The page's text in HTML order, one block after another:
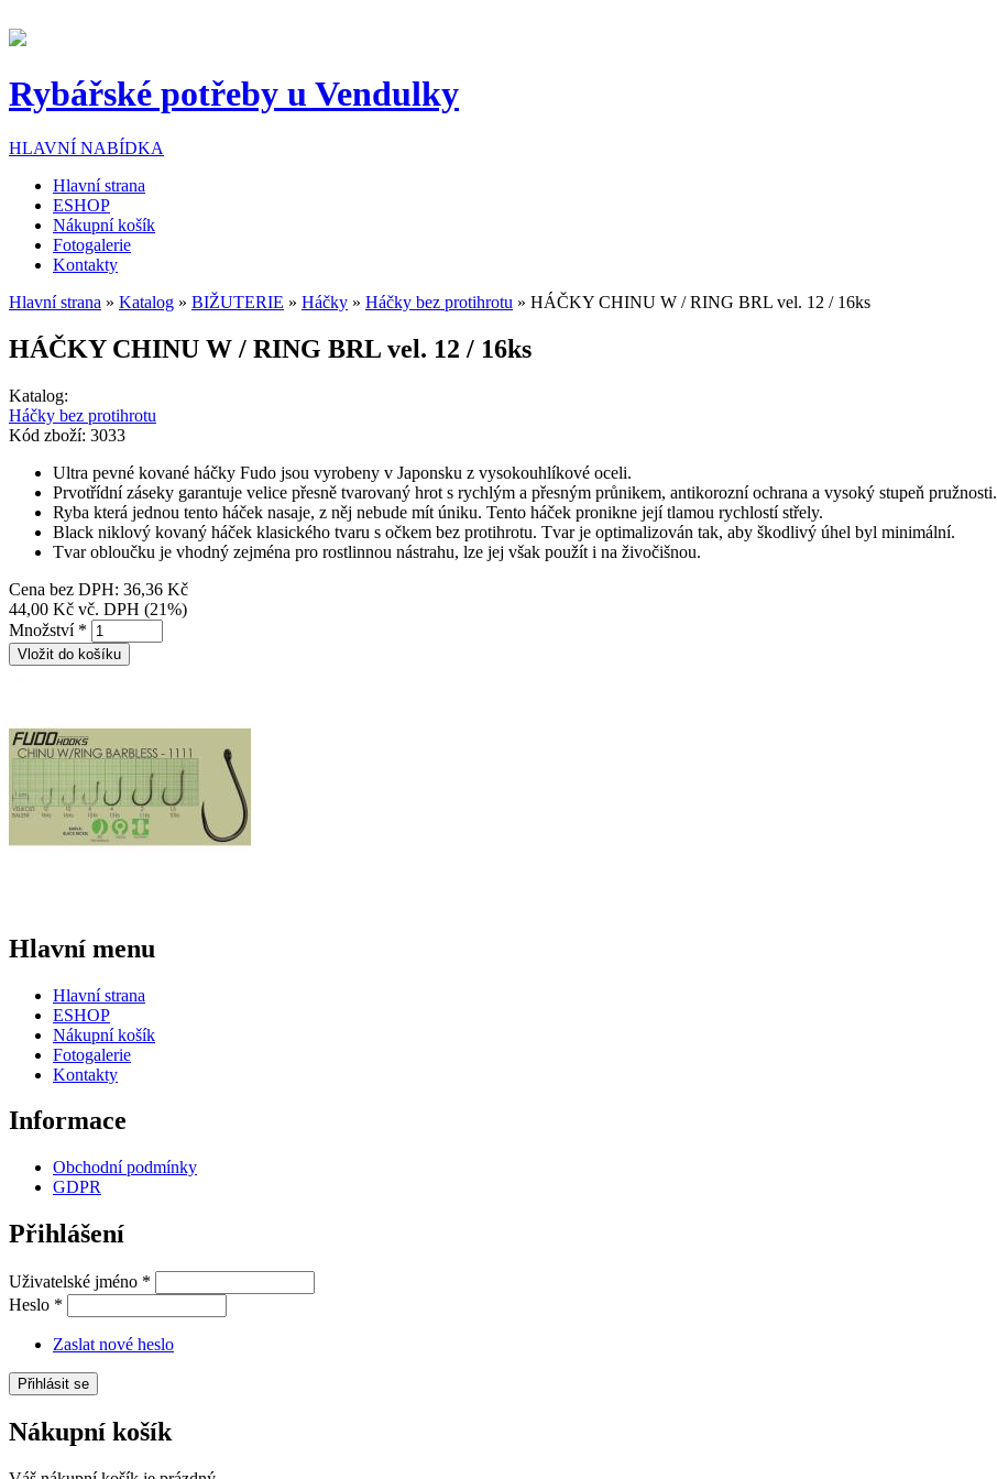
Rybářské potřeby u Vendulky
HLAVNÍ NABÍDKA
Hlavní strana
ESHOP
Nákupní košík
Fotogalerie
Kontakty
Jste zde
Hlavní strana » Katalog » BIŽUTERIE » Háčky » Háčky bez protihrotu » HÁČKY CHINU W / RING BRL vel. 12 / 16ks
HÁČKY CHINU W / RING BRL vel. 12 / 16ks
Katalog:
Háčky bez protihrotu
Kód zboží: 3033
Ultra pevné kované háčky Fudo jsou vyrobeny v Japonsku z vysokouhlíkové oceli.
Prvotřídní záseky garantuje velice přesně tvarovaný hrot s rychlým a přesným průnikem, antikorozní ochrana a vysoký stupeň pružnosti.
Ryba která jednou tento háček nasaje, z něj nebude mít úniku. Tento háček pronikne její tlamou rychlostí střely.
Black niklový kovaný háček klasického tvaru s očkem bez protihrotu. Tvar je optimalizován tak, aby škodlivý úhel byl minimální.
Tvar obloučku je vhodný zejména pro rostlinnou nástrahu, lze jej však použít i na živočišnou.
Cena bez DPH: 36,36 Kč
44,00 Kč vč. DPH (21%)
Množství *
Hlavní menu
Hlavní strana
ESHOP
Nákupní košík
Fotogalerie
Kontakty
Informace
Obchodní podmínky
GDPR
Přihlášení
Uživatelské jméno *
Heslo *
Zaslat nové heslo
Nákupní košík